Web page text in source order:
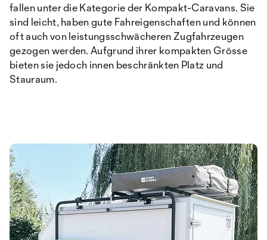
fallen unter die Kategorie der Kompakt-Caravans. Sie
sind leicht, haben gute Fahreigenschaften und können
oft auch von leistungsschwächeren Zugfahrzeugen
gezogen werden. Aufgrund ihrer kompakten Grösse
bieten sie jedoch innen beschränkten Platz und
Stauraum.